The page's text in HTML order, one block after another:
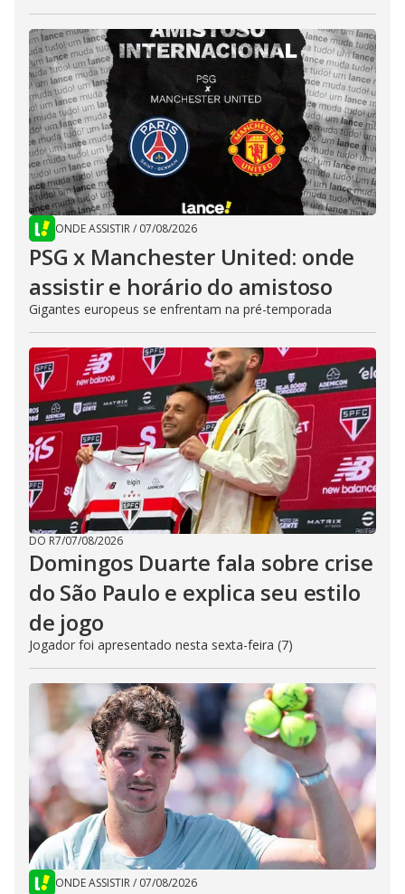
ONDE ASSISTIR/ 07/08/2026
PSG x Manchester United: onde
assistir e horário do amistoso
Gigantes europeus se enfrentam na pré-temporada
DO R7/07/08/2026
Domingos Duarte fala sobre crise
do São Paulo e explica seu estilo
de jogo
Jogador foi apresentado nesta sexta-feira (7)
ONDE ASSISTIR/ 07/08/2026